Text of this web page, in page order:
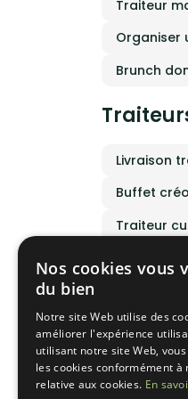
Traiteur
Organiser
Brunch
Livraison
Buffet
Traiteur
Traiteur
Traiteur
Traiteur
Traiteur
Nos cookies vous
du bien
Notre site Web utilise des
améliorer l'expérience
utilisant notre site Web,
les cookies conformément à
relative aux cookies. En